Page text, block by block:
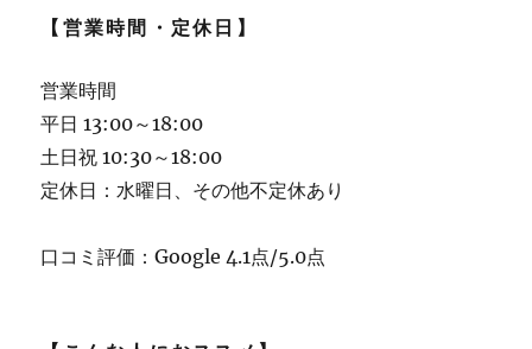
【営業時間・定休日】
営業時間
平日 13:00～18:00
土日祝 10:30～18:00
定休日：水曜日、その他不定休あり
口コミ評価：Google 4.1点/5.0点